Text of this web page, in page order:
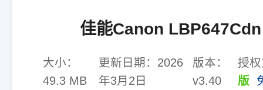
佳能Canon
大小：
49.3 MB
更新日期： 2026
年3月2日
版本：
v3.40
授
版